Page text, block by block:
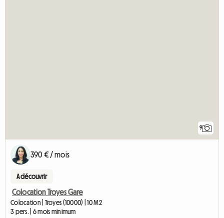
9
390 € / mois
A découvrir
Colocation Troyes Gare
Colocation | Troyes (10000) | 10 M2
3 pers. | 6 mois minimum